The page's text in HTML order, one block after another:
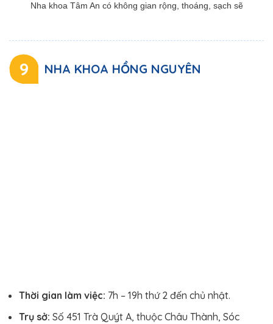
Nha khoa Tâm An có không gian rộng, thoáng, sạch sẽ
9 NHA KHOA HỒNG NGUYÊN
Thời gian làm việc: 7h – 19h thứ 2 đến chủ nhật.
Trụ sở: Số 451 Trà Quýt A, thuộc Châu Thành, Sóc